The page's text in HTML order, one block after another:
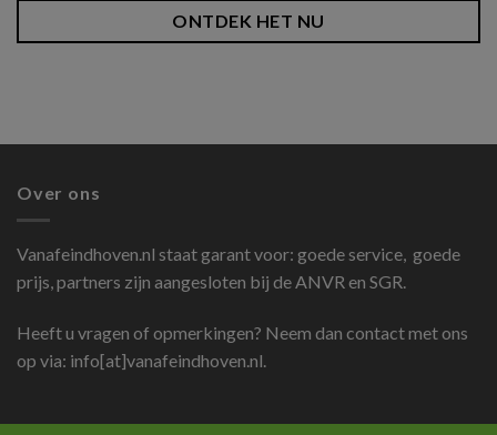
ONTDEK HET NU
Over ons
Vanafeindhoven.nl staat garant voor: goede service, goede
prijs, partners zijn aangesloten bij de ANVR en SGR.
Heeft u vragen of opmerkingen? Neem dan contact met ons
op via: info[at]vanafeindhoven.nl.